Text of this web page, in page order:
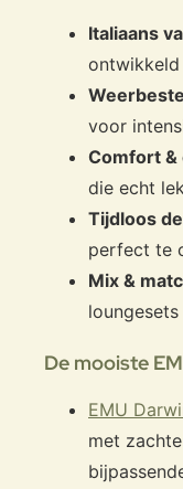
Italiaans
ontwikkeld
voor
Comfort &
die echt
Tijdloos
perfect te
Mix &
De mooiste
EMU
met